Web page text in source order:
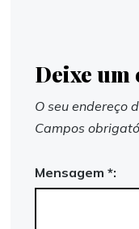
Deixe um
O seu endereço
Campos
Mensagem *: